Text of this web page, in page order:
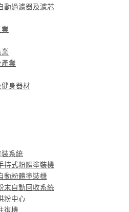
動過濾器及濾芯
業
身器材
系統
持式粉體塗裝機
動粉體塗裝機
末自動回收系統
粉中心
復機